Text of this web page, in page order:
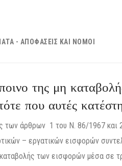
- ΑΠΟΦΆΣΕΙΣ ΚΑΙ ΝΌΜΟΙ
της μη
που αυτές
των άρθρων 1 του Ν. 86/1967 και
– εργατικών εισφορών
των εισφορών μέσα σε